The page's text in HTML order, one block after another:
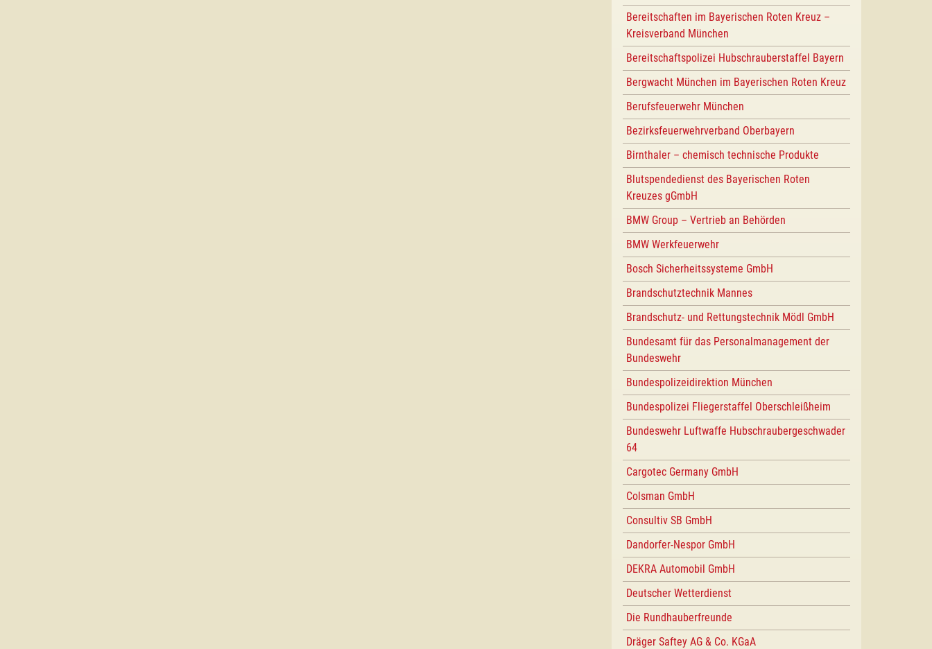
Bereitschaften im Bayerischen Roten Kreuz –
Kreisverband München
Bereitschaftspolizei Hubschrauberstaffel Bayern
Bergwacht München im Bayerischen Roten Kreuz
Berufsfeuerwehr München
Bezirksfeuerwehrverband Oberbayern
Birnthaler – chemisch technische Produkte
Blutspendedienst des Bayerischen Roten
Kreuzes gGmbH
BMW Group – Vertrieb an Behörden
BMW Werkfeuerwehr
Bosch Sicherheitssysteme GmbH
Brandschutztechnik Mannes
Brandschutz- und Rettungstechnik Mödl GmbH
Bundesamt für das Personalmanagement der
Bundeswehr
Bundespolizeidirektion München
Bundespolizei Fliegerstaffel Oberschleißheim
Bundeswehr Luftwaffe Hubschraubergeschwader
64
Cargotec Germany GmbH
Colsman GmbH
Consultiv SB GmbH
Dandorfer-Nespor GmbH
DEKRA Automobil GmbH
Deutscher Wetterdienst
Die Rundhauberfreunde
Dräger Saftey AG & Co. KGaA